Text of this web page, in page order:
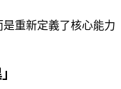
重新定義了核心能力